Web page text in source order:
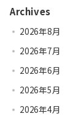
Archives
2026年8月
2026年7月
2026年6月
2026年5月
2026年4月